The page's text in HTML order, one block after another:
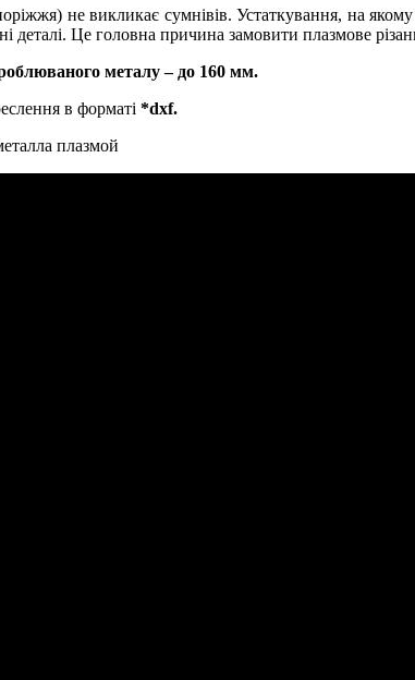
) не викликає сумнівів. Устаткування, на
деталі. Це головна причина замовити плазмове
металу – до 160 мм.
в форматі *dxf.